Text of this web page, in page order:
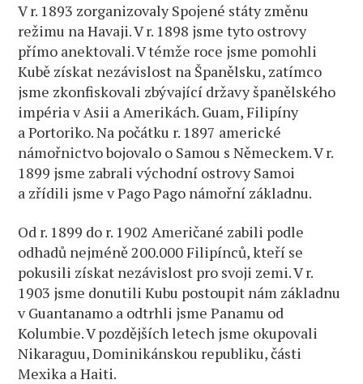
V r. 1893 zorganizovaly Spojené státy změnu
režimu na Havaji. V r. 1898 jsme tyto ostrovy
přímo anektovali. V témže roce jsme pomohli
Kubě získat nezávislost na Španělsku, zatímco
jsme zkonfiskovali zbývající državy španělského
impéria v Asii a Amerikách. Guam, Filipíny
a Portoriko. Na počátku r. 1897 americké
námořnictvo bojovalo o Samou s Německem. V r.
1899 jsme zabrali východní ostrovy Samoi
a zřídili jsme v Pago Pago námořní základnu.
Od r. 1899 do r. 1902 Američané zabili podle
odhadů nejméně 200.000 Filipínců, kteří se
pokusili získat nezávislost pro svoji zemi. V r.
1903 jsme donutili Kubu postoupit nám základnu
v Guantanamo a odtrhli jsme Panamu od
Kolumbie. V pozdějších letech jsme okupovali
Nikaraguu, Dominikánskou republiku, části
Mexika a Haiti.